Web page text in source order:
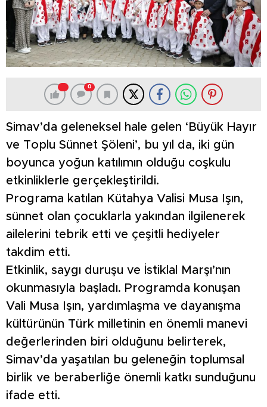
0
Simav’da geleneksel hale gelen ‘Büyük Hayır
ve Toplu Sünnet Şöleni’, bu yıl da, iki gün
boyunca yoğun katılımın olduğu coşkulu
etkinliklerle gerçekleştirildi.
Programa katılan Kütahya Valisi Musa Işın,
sünnet olan çocuklarla yakından ilgilenerek
ailelerini tebrik etti ve çeşitli hediyeler
takdim etti.
Etkinlik, saygı duruşu ve İstiklal Marşı’nın
okunmasıyla başladı. Programda konuşan
Vali Musa Işın, yardımlaşma ve dayanışma
kültürünün Türk milletinin en önemli manevi
değerlerinden biri olduğunu belirterek,
Simav’da yaşatılan bu geleneğin toplumsal
birlik ve beraberliğe önemli katkı sunduğunu
ifade etti.